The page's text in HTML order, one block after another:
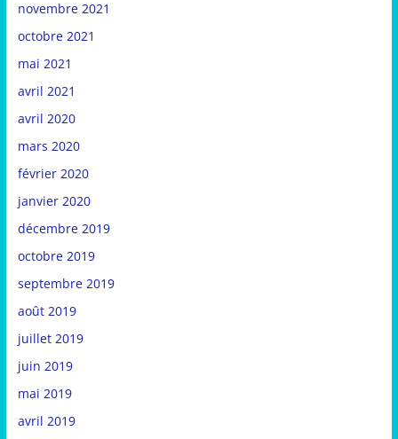
novembre 2021
octobre 2021
mai 2021
avril 2021
avril 2020
mars 2020
février 2020
janvier 2020
décembre 2019
octobre 2019
septembre 2019
août 2019
juillet 2019
juin 2019
mai 2019
avril 2019